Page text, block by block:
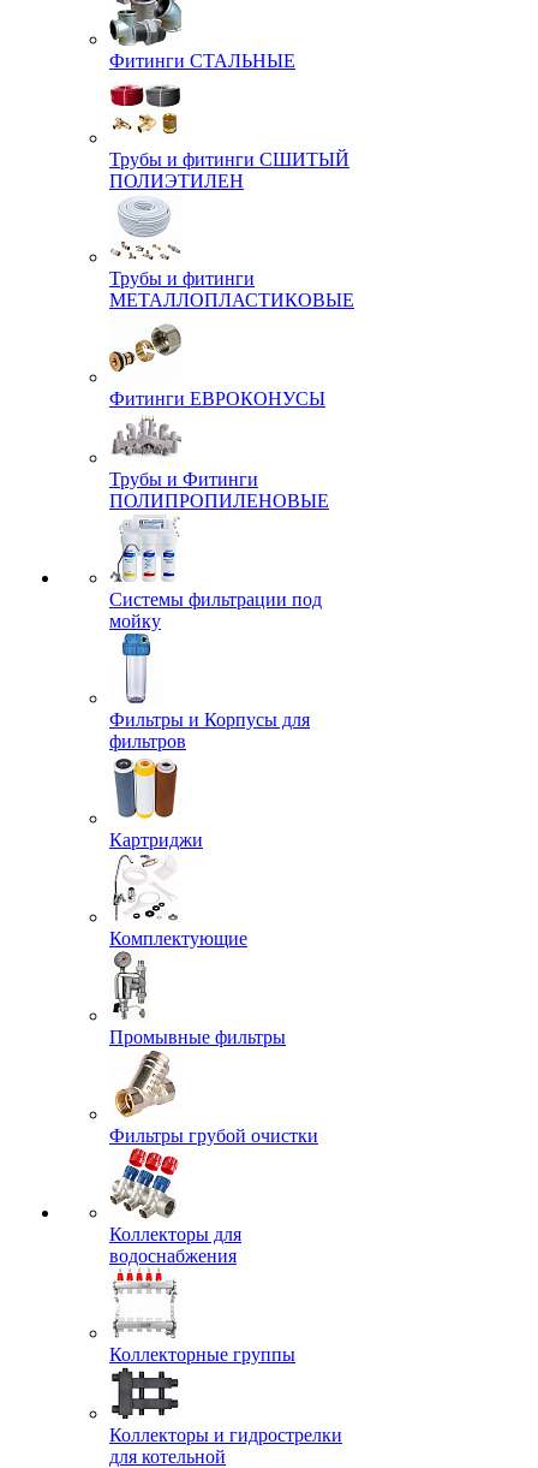
Фитинги СТАЛЬНЫЕ
Трубы и фитинги СШИТЫЙ
ПОЛИЭТИЛЕН
Трубы и фитинги
МЕТАЛЛОПЛАСТИКОВЫЕ
Фитинги ЕВРОКОНУСЫ
Трубы и Фитинги
ПОЛИПРОПИЛЕНОВЫЕ
Системы фильтрации под
мойку
Фильтры и Корпусы для
фильтров
Картриджи
Комплектующие
Промывные фильтры
Фильтры грубой очистки
Коллекторы для
водоснабжения
Коллекторные группы
Коллекторы и гидрострелки
для котельной